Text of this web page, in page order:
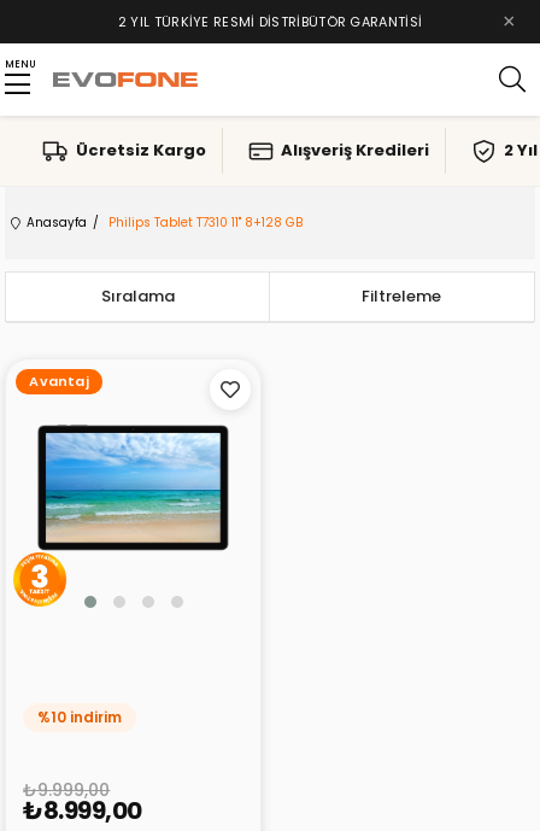
2 YIL TÜRKIYE RESMI DISTRIBÜTÖR GARANTISI ×
MENU
Ücretsiz Kargo Alışveriş Kredileri 2
Anasayfa Philips Tablet T7310 11" 8+128 GB
Filtreleme
Sıralama
%10 indirim
₺8.999,00
₺9.999,00
Avantaj